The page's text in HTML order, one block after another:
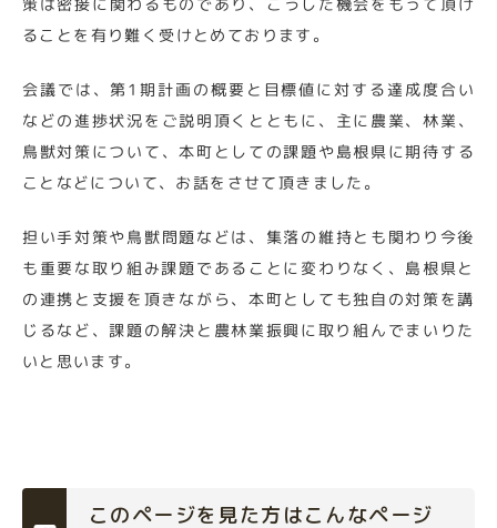
ることを有り難く受けとめております。
会議では、第1期計画の概要と目標値に対する達成度合い
などの進捗状況をご説明頂くとともに、主に農業、林業、
鳥獣対策について、本町としての課題や島根県に期待する
ことなどについて、お話をさせて頂きました。
担い手対策や鳥獣問題などは、集落の維持とも関わり今後
も重要な取り組み課題であることに変わりなく、島根県と
の連携と支援を頂きながら、本町としても独自の対策を講
じるなど、課題の解決と農林業振興に取り組んでまいりた
いと思います。
このページを見た方はこんなページ